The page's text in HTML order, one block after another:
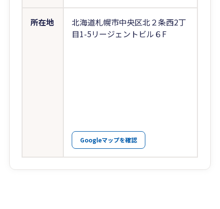
所在地
北海道札幌市中央区北２条西2丁
目1-5リージェントビル６F
Googleマップを確認